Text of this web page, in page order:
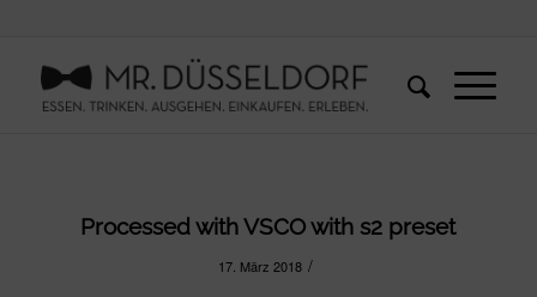
Processed with VSCO with s2 preset
17. März 2018 /